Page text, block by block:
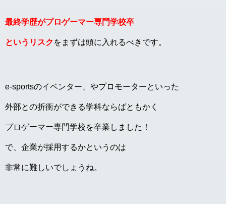
最終学歴がプロゲーマー専門学校卒
というリスク をまずは頭に入れるべきです。
e-sportsのイベンター、やプロモーターといった
外部との折衝ができる学科ならばともかく
プロゲーマー専門学校を卒業しました！
で、企業が採用するかというのは
非常に難しいでしょうね。